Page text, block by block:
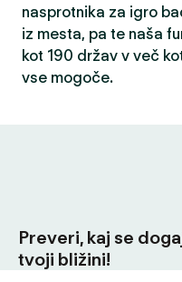
nasprotnika za igro
iz mesta, pa te naša
kot 190 držav v več
vse mogoče.
Preveri, kaj se
tvoji bližini!